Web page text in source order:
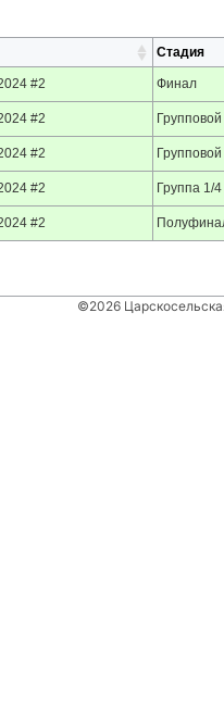
Стадия
#2 Финал
#2
#2
#2 Группа 1/4
#2
©2026